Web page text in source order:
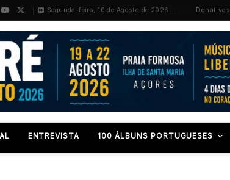
Segunda-feira, 10 de Agosto de 2026 Donativos
ENTREVISTA 100 ÁLBUNS PORTUGUESES